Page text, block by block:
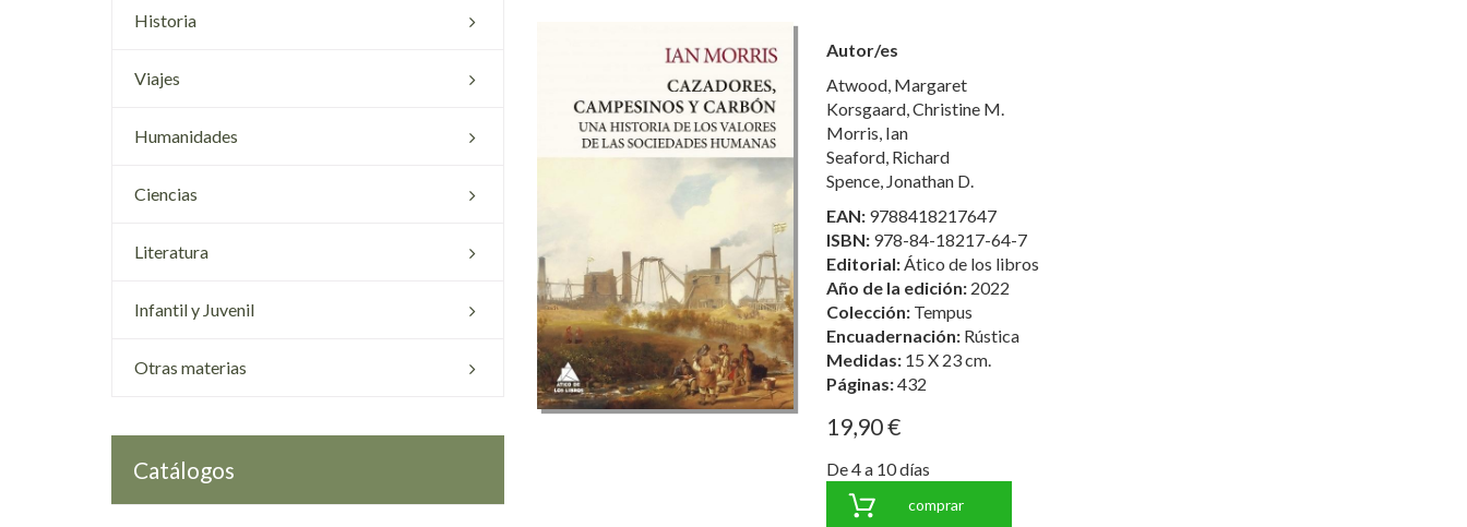
Historia
Viajes
Humanidades
Ciencias
Literatura
Infantil y Juvenil
Otras materias
Catálogos
Autor/es
Atwood, Margaret
Korsgaard, Christine M.
Morris, Ian
Seaford, Richard
Spence, Jonathan D.
EAN: 9788418217647
ISBN: 978-84-18217-64-7
Editorial:Ático de los libros
Año de la edición: 2022
Colección: Tempus
Encuadernación: Rústica
Medidas: 15 X 23 cm.
Páginas:432
19,90 €
De 4 a 10 días
comprar